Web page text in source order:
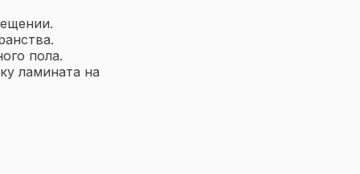
пола.
ламината на